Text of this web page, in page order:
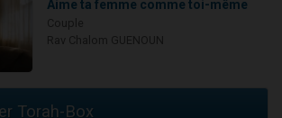
Aime ta femme comme toi-même
Torah-Box